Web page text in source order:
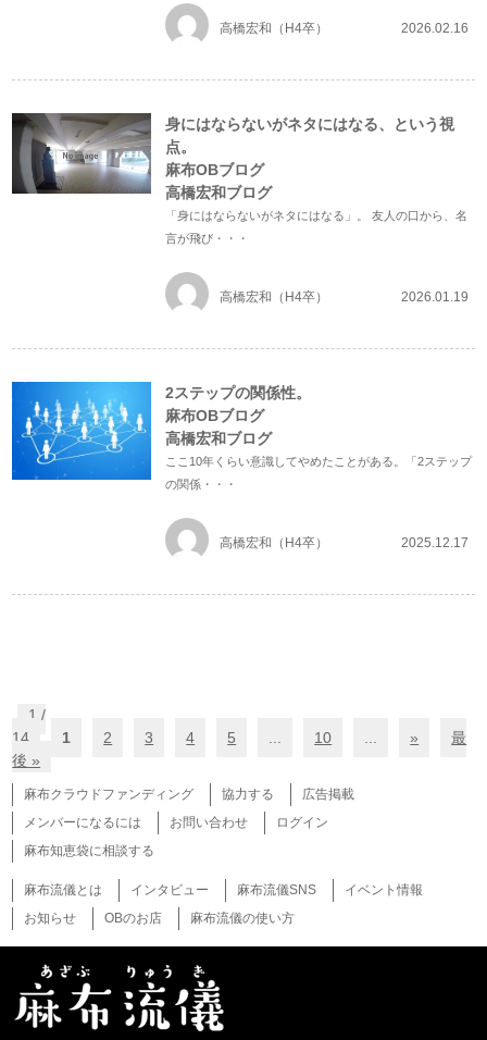
高橋宏和（H4卒） 2026.02.16
身にはならないがネタにはなる、という視
点。
麻布OBブログ
高橋宏和ブログ
「身にはならないがネタにはなる」。 友人の口から、名
言が飛び・・・
高橋宏和（H4卒） 2026.01.19
2ステップの関係性。
麻布OBブログ
高橋宏和ブログ
ここ10年くらい意識してやめたことがある。「2ステップ
の関係・・・
高橋宏和（H4卒） 2025.12.17
1 /
14
1 2 3 4 5 10 »
最
後 »
麻布クラウドファンディング 協力する
広告掲載
メンバーになるには
お問い合わせ
ログイン
麻布知恵袋に相談する
麻布流儀とは インタビュー 麻布流儀SNS
イベント情報
お知らせ
OBのお店 麻布流儀の使い方